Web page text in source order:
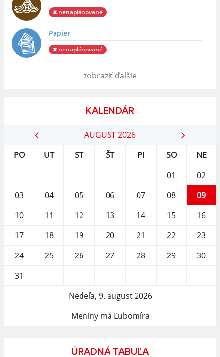
nenaplánované
Papier
nenaplánované
zobraziť ďalšie
KALENDÁR
AUGUST 2026
PO
UT ST ŠT PI SO
NE
01
02
03
04 05 06 07 08
09
10
11 12 13 14 15
16
17
18 19 20 21 22
23
24
25 26 27 28 29
30
31
Nedeľa, 9. august 2026
Meniny má Ľubomíra
ÚRADNÁ TABUĽA